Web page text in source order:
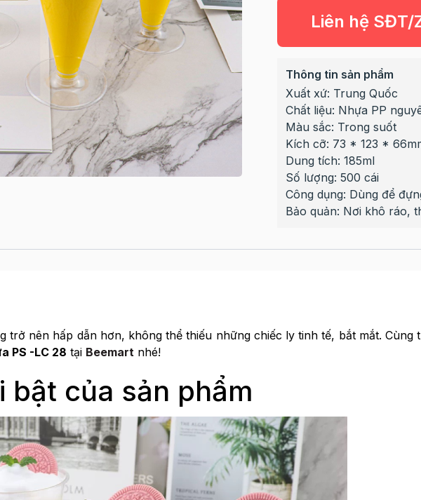
Liên hệ SĐT/
Thông tin sản phẩm
Xuất xứ: Trung Quốc
Chất liệu: Nhựa PP
Màu sắc: Trong suốt
Kích cỡ: 73 * 123 *
Dung tích: 185ml
Số lượng: 500 cái
Công dụng: Dùng để
Bảo quản: Nơi khô ráo,
trở nên hấp dẫn hơn, không thể thiếu những chiếc ly tinh tế, bắt mắt. Cùng
PS -LC 28 tại Beemartnhé!
bật của sản phẩm